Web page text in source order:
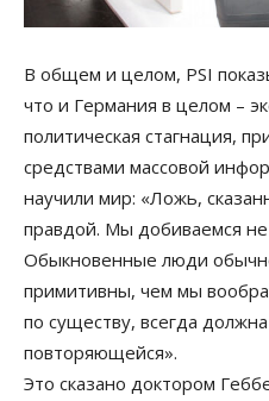
В общем и целом, PSI
что и Германия в целом –
политическая стагнация,
средствами массовой
научили мир: «Ложь,
правдой. Мы добиваемся
Обыкновенные люди
примитивны, чем мы
по существу, всегда
повторяющейся».
Это сказано доктором